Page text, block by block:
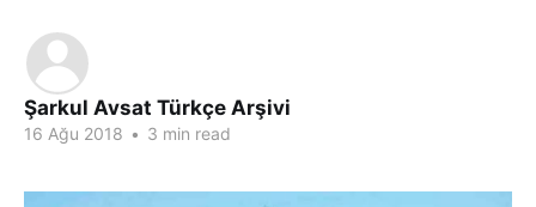
Şarkul Avsat Türkçe Arşivi
16 Ağu 2018 • 3 min read